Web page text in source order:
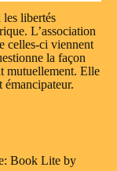
les libertés
L’association
celles-ci viennent
la façon
mutuellement. Elle
Book Lite by